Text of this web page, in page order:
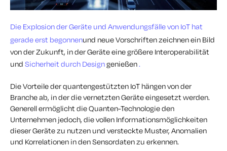
Die Explosion der Geräte und Anwendungsfälle von IoT hat
gerade erst begonnenund neue Vorschriften zeichnen ein Bild
von der Zukunft, in der Geräte eine größere Interoperabilität
und Sicherheit durch Designgenießen.
Die Vorteile der quantengestützten IoT hängen von der
Branche ab, in der die vernetzten Geräte eingesetzt werden.
Generell ermöglicht die Quanten-Technologie den
Unternehmen jedoch, die vollen Informationsmöglichkeiten
dieser Geräte zu nutzen und versteckte Muster, Anomalien
und Korrelationen in den Sensordaten zu erkennen.